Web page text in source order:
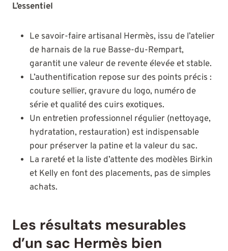
L’essentiel
Le savoir-faire artisanal Hermès, issu de l’atelier
de harnais de la rue Basse-du-Rempart,
garantit une valeur de revente élevée et stable.
L’authentification repose sur des points précis :
couture sellier, gravure du logo, numéro de
série et qualité des cuirs exotiques.
Un entretien professionnel régulier (nettoyage,
hydratation, restauration) est indispensable
pour préserver la patine et la valeur du sac.
La rareté et la liste d’attente des modèles Birkin
et Kelly en font des placements, pas de simples
achats.
Les résultats mesurables
d’un sac Hermès bien